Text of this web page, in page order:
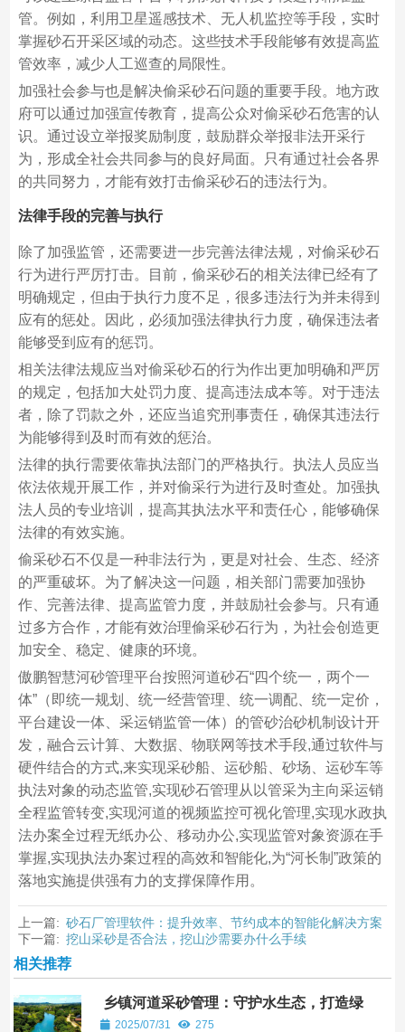
管。例如，利用卫星遥感技术、无人机监控等手段，实时
掌握砂石开采区域的动态。这些技术手段能够有效提高监
管效率，减少人工巡查的局限性。
加强社会参与也是解决偷采砂石问题的重要手段。地方政
府可以通过加强宣传教育，提高公众对偷采砂石危害的认
识。通过设立举报奖励制度，鼓励群众举报非法开采行
为，形成全社会共同参与的良好局面。只有通过社会各界
的共同努力，才能有效打击偷采砂石的违法行为。
法律手段的完善与执行
除了加强监管，还需要进一步完善法律法规，对偷采砂石
行为进行严厉打击。目前，偷采砂石的相关法律已经有了
明确规定，但由于执行力度不足，很多违法行为并未得到
应有的惩处。因此，必须加强法律执行力度，确保违法者
能够受到应有的惩罚。
相关法律法规应当对偷采砂石的行为作出更加明确和严厉
的规定，包括加大处罚力度、提高违法成本等。对于违法
者，除了罚款之外，还应当追究刑事责任，确保其违法行
为能够得到及时而有效的惩治。
法律的执行需要依靠执法部门的严格执行。执法人员应当
依法依规开展工作，并对偷采行为进行及时查处。加强执
法人员的专业培训，提高其执法水平和责任心，能够确保
法律的有效实施。
偷采砂石不仅是一种非法行为，更是对社会、生态、经济
的严重破坏。为了解决这一问题，相关部门需要加强协
作、完善法律、提高监管力度，并鼓励社会参与。只有通
过多方合作，才能有效治理偷采砂石行为，为社会创造更
加安全、稳定、健康的环境。
傲鹏智慧河砂管理平台按照河道砂石“四个统一，两个一
体”（即统一规划、统一经营管理、统一调配、统一定价，
平台建设一体、采运销监管一体）的管砂治砂机制设计开
发，融合云计算、大数据、物联网等技术手段,通过软件与
硬件结合的方式,来实现采砂船、运砂船、砂场、运砂车等
执法对象的动态监管,实现砂石管理从以管采为主向采运销
全程监管转变,实现河道的视频监控可视化管理,实现水政执
法办案全过程无纸办公、移动办公,实现监管对象资源在手
掌握,实现执法办案过程的高效和智能化,为“河长制”政策的
落地实施提供强有力的支撑保障作用。
上一篇: 砂石厂管理软件：提升效率、节约成本的智能化解决方案
下一篇: 挖山采砂是否合法，挖山沙需要办什么手续
相关推荐
乡镇河道采砂管理：守护水生态，打造绿
色发展新篇章
2025/07/31
275